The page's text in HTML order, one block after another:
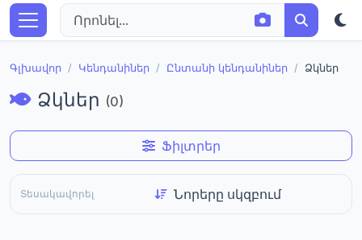
Գլխավոր Կենդանիներ Ընտանի կենդանիներ Ձկներ
Ձկներ (0)
Ֆիլտրեր
Տեսակավորել